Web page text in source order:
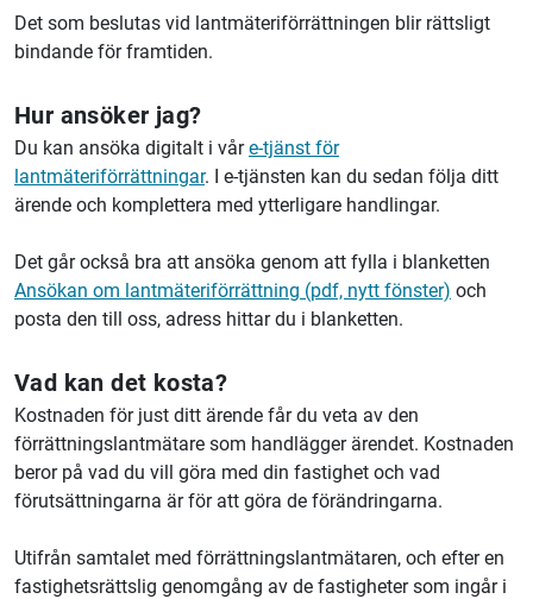
Det som beslutas vid lantmäteriförrättningen blir rättsligt
bindande för framtiden.
Hur ansöker jag?
Du kan ansöka digitalt i våre-tjänst för
lantmäteriförrättningar. I e-tjänsten kan du sedan följa ditt
ärende och komplettera med ytterligare handlingar.
Det går också bra att ansöka genom att fylla i blanketten
Ansökan om lantmäteriförrättning (pdf, nytt fönster) och
posta den till oss, adress hittar du i blanketten.
Vad kan det kosta?
Kostnaden för just ditt ärende får du veta av den
förrättningslantmätare som handlägger ärendet. Kostnaden
beror på vad du vill göra med din fastighet och vad
förutsättningarna är för att göra de förändringarna.
Utifrån samtalet med förrättningslantmätaren, och efter en
fastighetsrättslig genomgång av de fastigheter som ingår i